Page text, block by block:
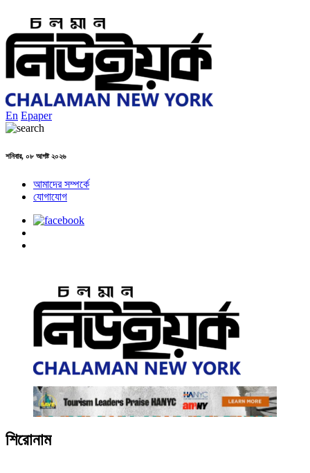
En Epaper
শনিবার, ০৮ আগষ্ট ২০২৬
আমাদের সম্পর্কে
যোগাযোগ
শিরোনাম